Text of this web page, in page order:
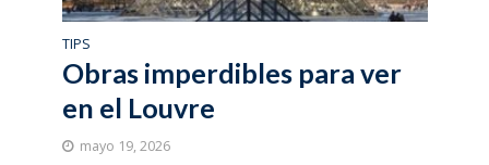
TIPS
Obras imperdibles para ver
en el Louvre
mayo 19, 2026